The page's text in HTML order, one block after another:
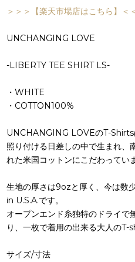
＞＞＞【楽天市場店はこちら】＜
UNCHANGING LOVE
-LIBERTY TEE SHIRT LS-
・WHITE
・COTTON100%
UNCHANGING LOVEのT-Shirts
照り付ける日差しの中で生まれ、
れた米国コットンにこだわってい
生地の厚さは9ozと厚く、今は数
in U.S.A.です。
オープンエンド糸独特のドライで
り、一枚で着用の出来る大人のT-
サイズ/寸法